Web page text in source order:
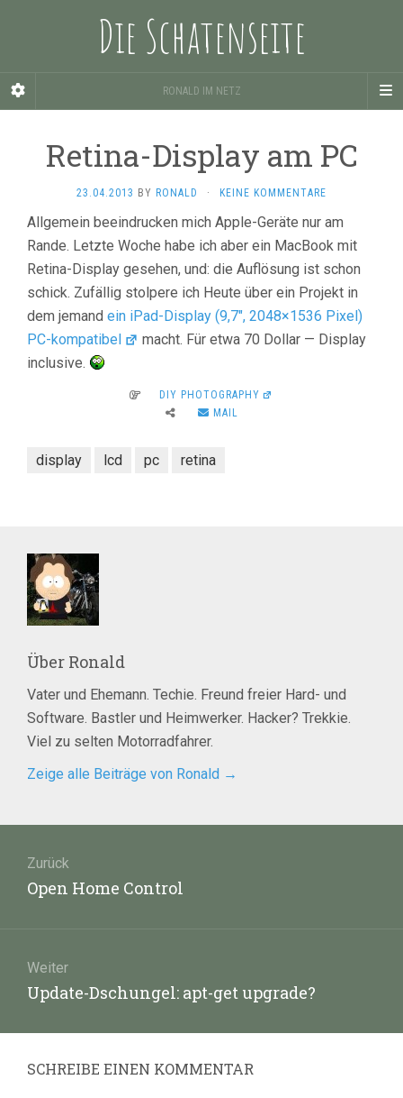
Die Schatenseite
RONALD IM NETZ
Retina-Display am PC
23.04.2013 BY RONALD · KEINE KOMMENTARE
Allgemein beeindrucken mich Apple-Geräte nur am
Rande. Letzte Woche habe ich aber ein MacBook mit
Retina-Display gesehen, und: die Auflösung ist schon
schick. Zufällig stolpere ich Heute über ein Projekt in
dem jemand ein iPad-Display (9,7″, 2048×1536 Pixel)
PC-kompatibel
macht. Für etwa 70 Dollar — Display
inclusive.
DIY PHOTOGRAPHY
MAIL
display lcd pc retina
Über Ronald
Vater und Ehemann. Techie. Freund freier Hard- und
Software. Bastler und Heimwerker. Hacker? Trekkie.
Viel zu selten Motorradfahrer.
Zeige alle Beiträge von Ronald →
Zurück
Vorheriger
Open Home Control
Weiter
Nächster
Update-Dschungel: apt-get upgrade?
SCHREIBE EINEN KOMMENTAR